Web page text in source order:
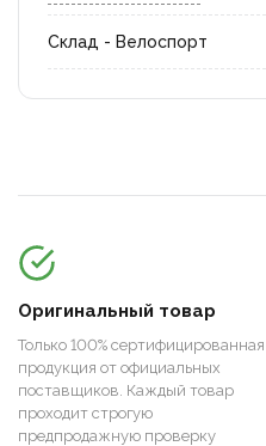
Склад - Велоспорт
Оригинальный товар
Только 100% сертифицированная
продукция от официальных
поставщиков. Каждый товар
проходит строгую
предпродажную проверку